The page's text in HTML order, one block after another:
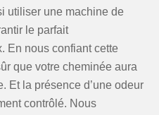
utiliser une machine de
le parfait
En nous confiant cette
que votre cheminée aura
Et la présence d’une odeur
contrôlé. Nous